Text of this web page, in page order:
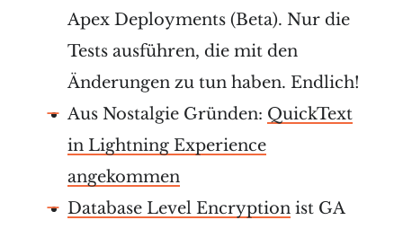
Apex Deployments (Beta). Nur die
Tests ausführen, die mit den
Änderungen zu tun haben. Endlich!
Aus Nostalgie Gründen: QuickText
in Lightning Experience
angekommen
Database Level Encryption ist GA